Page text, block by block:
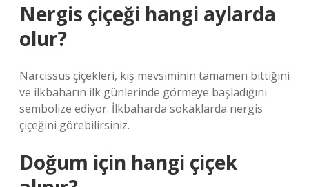
Nergis çiçeği hangi aylarda
olur?
Narcissus çiçekleri, kış mevsiminin tamamen bittiğini
ve ilkbaharın ilk günlerinde görmeye başladığını
sembolize ediyor. İlkbaharda sokaklarda nergis
çiçeğini görebilirsiniz.
Doğum için hangi çiçek